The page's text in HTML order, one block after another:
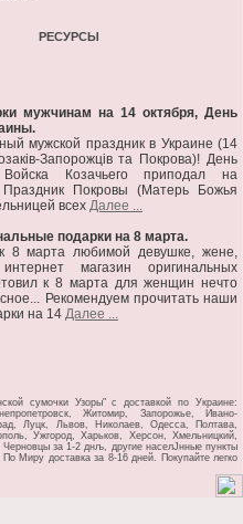
РЕСУРСЫ
мужчинам на 14 октября, День
мужской праздник в Украине (14
Запорожців та Покрова)! День
Войска Козачьего приподал на
Праздник Покровы (Матерь Божья
всех Далее ...
подарки на 8 марта.
8 марта любимой девушке, жене,
магазин оригинальных
к 8 марта для женщин нечто
Рекомендуем прочитать наши
на 14 Далее ...
сумочки Узоры" c доставкой по Украине:
Житомир, Запорожье, Ивано-
Луцк, Львов, Николаев, Одесса, Полтава,
Ужгород, Харьков, Херсон, Хмельницкий,
за 1-2 днљ, другие населЈнные пункты
Миру доставка за 8-16 дней. Покупайте легко